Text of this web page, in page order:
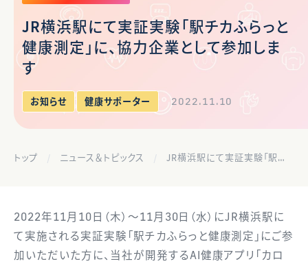
JR横浜駅にて実証実験「駅チカふらっと
健康測定」に、協力企業として参加しま
す
お知らせ 健康サポーター 2022.11.10
トップ ニュース＆トピックス JR横浜駅にて実証実験「駅チカふらっと健康測定」に、協力企業として参加します
2022年11月10日（木）～11月30日（水）にJR横浜駅に
て実施される実証実験「駅チカふらっと健康測定」にご参
加いただいた方に、当社が開発するAI健康アプリ「カロ